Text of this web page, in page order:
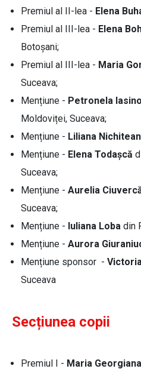
Premiul al II-lea - Elena
Premiul al III-lea - Elena
Botoșani;
Premiul al III-lea - Maria
Suceava;
Mențiune - Petronela
Moldoviței, Suceava;
Mențiune - Liliana Nichitean
Mențiune - Elena Todașcă
Suceava;
Mențiune - Aurelia
Suceava;
Mențiune - Iuliana Loba din
Mențiune - Aurora
Mențiune sponsor -
Suceava
Secțiunea copii
Premiul I - Maria